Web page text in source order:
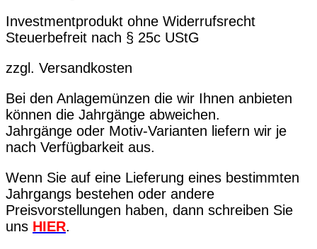
Investmentprodukt ohne Widerrufsrecht
Steuerbefreit nach § 25c UStG
zzgl. Versandkosten
Bei den Anlagemünzen die wir Ihnen anbieten
können die Jahrgänge abweichen.
Jahrgänge oder Motiv-Varianten liefern wir je
nach Verfügbarkeit aus.
Wenn Sie auf eine Lieferung eines bestimmten
Jahrgangs bestehen oder andere
Preisvorstellungen haben, dann schreiben Sie
uns HIER.